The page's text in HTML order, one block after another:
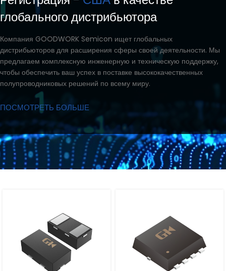
глобального дистрибьютора
Компания GOODWORK Semicon ищет глобальных
дистрибьюторов для расширения сферы своей деятельности. Мы
предлагаем комплексную инженерную и техническую поддержку,
чтобы обеспечить ваш успех в поставке высококачественных
полупроводниковых решений по всему миру.
ПОСМОТРЕТЬ БОЛЬШЕ